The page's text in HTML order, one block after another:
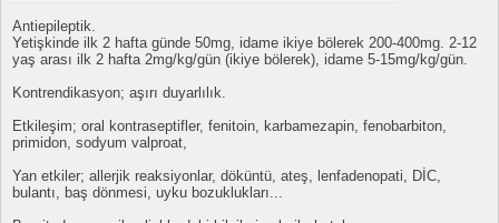
Antiepileptik.
Yetişkinde ilk 2 hafta günde 50mg, idame ikiye bölerek 200-400mg. 2-12
yaş arası ilk 2 hafta 2mg/kg/gün (ikiye bölerek), idame 5-15mg/kg/gün.
Kontrendikasyon; aşırı duyarlılık.
Etkileşim; oral kontraseptifler, fenitoin, karbamezapin, fenobarbiton,
primidon, sodyum valproat,
Yan etkiler; allerjik reaksiyonlar, döküntü, ateş, lenfadenopati, DİC,
bulantı, baş dönmesi, uyku bozuklukları...